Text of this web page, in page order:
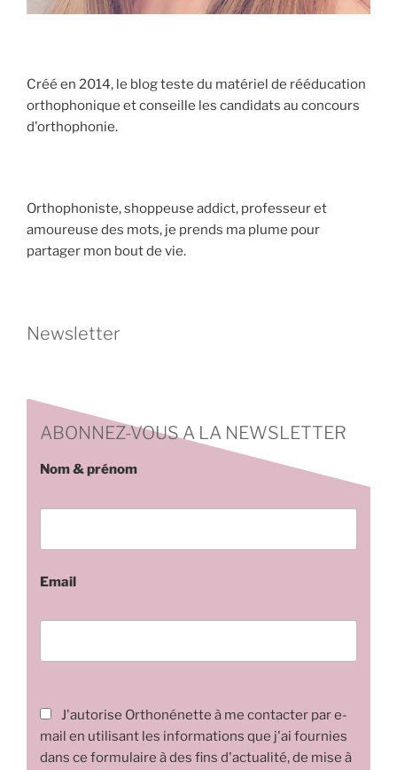
Créé en 2014, le blog teste du matériel de rééducation
orthophonique et conseille les candidats au concours
d'orthophonie.
Orthophoniste, shoppeuse addict, professeur et
amoureuse des mots, je prends ma plume pour
partager mon bout de vie.
Newsletter
ABONNEZ-VOUS A LA NEWSLETTER
Nom & prénom
Email
J'autorise Orthonénette à me contacter par e-
mail en utilisant les informations que j'ai fournies
dans ce formulaire à des fins d'actualité, de mise à